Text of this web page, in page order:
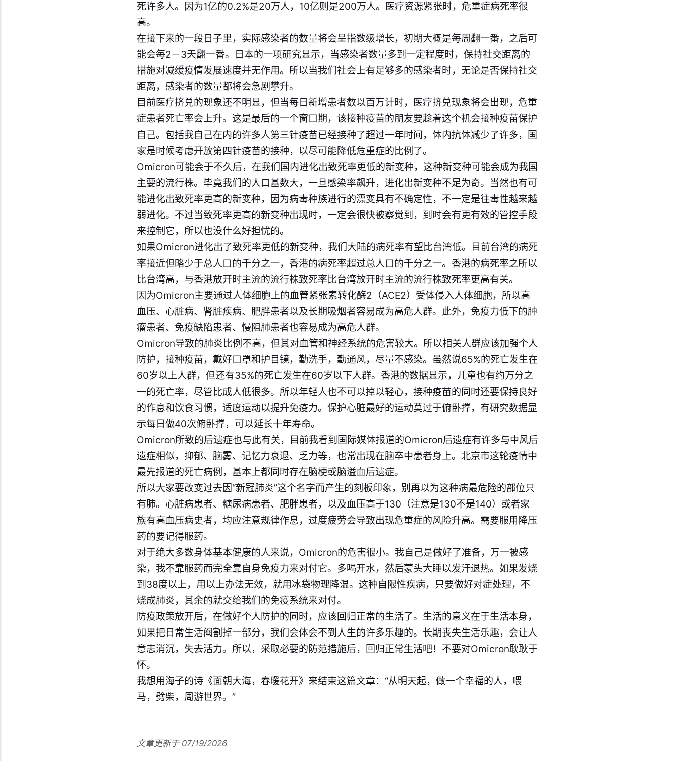
死许多人。因为1亿的0.2%是20万人，10亿则是200万人。医疗资源紧张时，危重症病死率很
高。
在接下来的一段日子里，实际感染者的数量将会呈指数级增长，初期大概是每周翻一番，之后可
能会每2－3天翻一番。日本的一项研究显示，当感染者数量多到一定程度时，保持社交距离的
措施对减缓疫情发展速度并无作用。所以当我们社会上有足够多的感染者时，无论是否保持社交
距离，感染者的数量都将会急剧攀升。
目前医疗挤兑的现象还不明显，但当每日新增患者数以百万计时，医疗挤兑现象将会出现，危重
症患者死亡率会上升。这是最后的一个窗口期，该接种疫苗的朋友要趁着这个机会接种疫苗保护
自己。包括我自己在内的许多人第三针疫苗已经接种了超过一年时间，体内抗体减少了许多，国
家是时候考虑开放第四针疫苗的接种，以尽可能降低危重症的比例了。
Omicron可能会于不久后，在我们国内进化出致死率更低的新变种，这种新变种可能会成为我国
主要的流行株。毕竟我们的人口基数大，一旦感染率飙升，进化出新变种不足为奇。当然也有可
能进化出致死率更高的新变种，因为病毒种族进行的漂变具有不确定性，不一定是往毒性越来越
弱进化。不过当致死率更高的新变种出现时，一定会很快被察觉到，到时会有更有效的管控手段
来控制它，所以也没什么好担忧的。
如果Omicron进化出了致死率更低的新变种，我们大陆的病死率有望比台湾低。目前台湾的病死
率接近但略少于总人口的千分之一，香港的病死率超过总人口的千分之一。香港的病死率之所以
比台湾高，与香港放开时主流的流行株致死率比台湾放开时主流的流行株致死率更高有关。
因为Omicron主要通过人体细胞上的血管紧张素转化酶2（ACE2）受体侵入人体细胞，所以高
血压、心脏病、肾脏疾病、肥胖患者以及长期吸烟者容易成为高危人群。此外，免疫力低下的肿
瘤患者、免疫缺陷患者、慢阻肺患者也容易成为高危人群。
Omicron导致的肺炎比例不高，但其对血管和神经系统的危害较大。所以相关人群应该加强个人
防护，接种疫苗，戴好口罩和护目镜，勤洗手，勤通风，尽量不感染。虽然说65%的死亡发生在
60岁以上人群，但还有35%的死亡发生在60岁以下人群。香港的数据显示，儿童也有约万分之
一的死亡率，尽管比成人低很多。所以年轻人也不可以掉以轻心，接种疫苗的同时还要保持良好
的作息和饮食习惯，适度运动以提升免疫力。保护心脏最好的运动莫过于俯卧撑，有研究数据显
示每日做40次俯卧撑，可以延长十年寿命。
Omicron所致的后遗症也与此有关，目前我看到国际媒体报道的Omicron后遗症有许多与中风后
遗症相似，抑郁、脑雾、记忆力衰退、乏力等，也常出现在脑卒中患者身上。北京市这轮疫情中
最先报道的死亡病例，基本上都同时存在脑梗或脑溢血后遗症。
所以大家要改变过去因“新冠肺炎”这个名字而产生的刻板印象，别再以为这种病最危险的部位只
有肺。心脏病患者、糖尿病患者、肥胖患者，以及血压高于130（注意是130不是140）或者家
族有高血压病史者，均应注意规律作息，过度疲劳会导致出现危重症的风险升高。需要服用降压
药的要记得服药。
对于绝大多数身体基本健康的人来说，Omicron的危害很小。我自己是做好了准备，万一被感
染，我不靠服药而完全靠自身免疫力来对付它。多喝开水，然后蒙头大睡以发汗退热。如果发烧
到38度以上，用以上办法无效，就用冰袋物理降温。这种自限性疾病，只要做好对症处理，不
烧成肺炎，其余的就交给我们的免疫系统来对付。
防疫政策放开后，在做好个人防护的同时，应该回归正常的生活了。生活的意义在于生活本身，
如果把日常生活阉割掉一部分，我们会体会不到人生的许多乐趣的。长期丧失生活乐趣，会让人
意志消沉，失去活力。所以，采取必要的防范措施后，回归正常生活吧！不要对Omicron耿耿于
怀。
我想用海子的诗《面朝大海，春暖花开》来结束这篇文章​：“从明天起，做一个幸福的人，喂
马，劈柴，周游世界​。”​
文章更新于 07/19/2026